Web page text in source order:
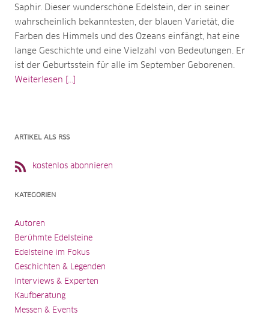
Saphir. Dieser wunderschöne Edelstein, der in seiner
wahrscheinlich bekanntesten, der blauen Varietät, die
Farben des Himmels und des Ozeans einfängt, hat eine
lange Geschichte und eine Vielzahl von Bedeutungen. Er
ist der Geburtsstein für alle im September Geborenen.
Weiterlesen [...]
ARTIKEL ALS RSS
kostenlos abonnieren
KATEGORIEN
Autoren
Berühmte Edelsteine
Edelsteine im Fokus
Geschichten & Legenden
Interviews & Experten
Kaufberatung
Messen & Events